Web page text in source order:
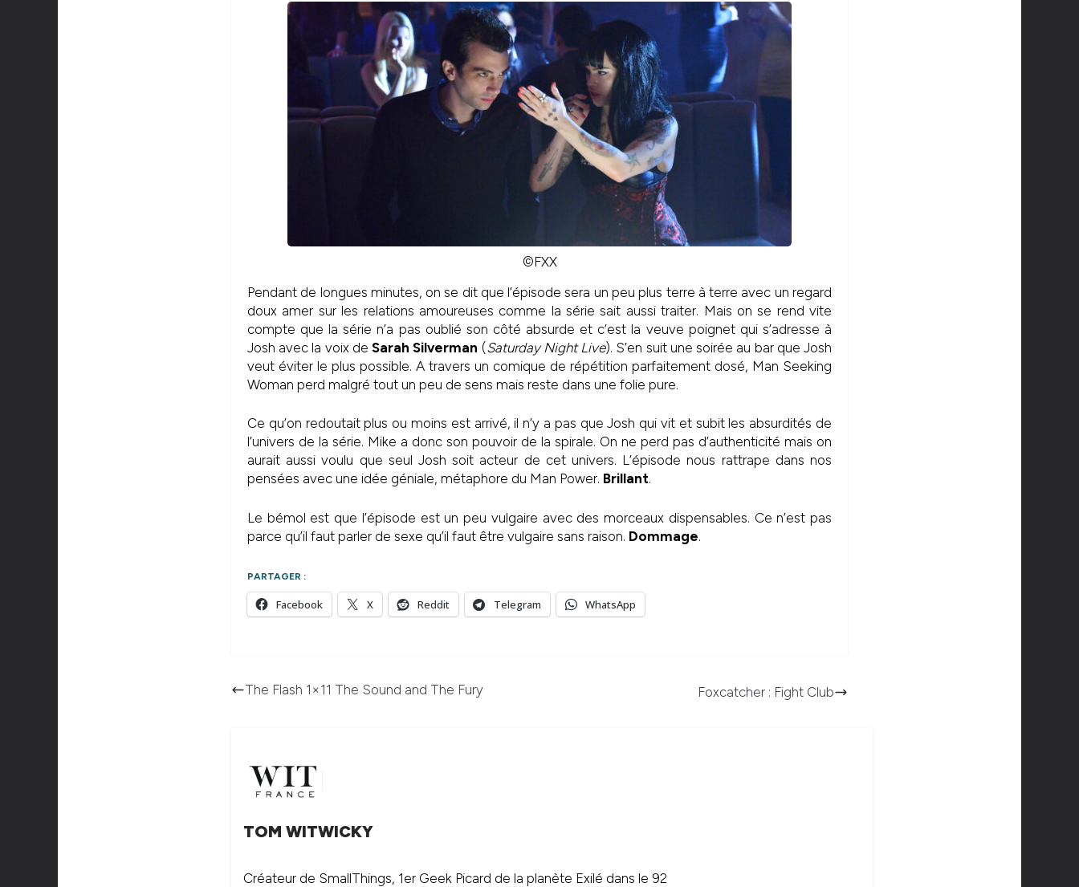
©FXX
Pendant de longues minutes, on se dit que l’épisode sera un peu plus terre à terre avec un regard
doux amer sur les relations amoureuses comme la série sait aussi traiter. Mais on se rend vite
compte que la série n’a pas oublié son côté absurde et c’est la veuve poignet qui s’adresse à
Josh avec la voix deSarah Silverman (Saturday Night Live). S’en suit une soirée au bar que Josh
veut éviter le plus possible. A travers un comique de répétition parfaitement dosé, Man Seeking
Woman perd malgré tout un peu de sens mais reste dans une folie pure.
Ce qu’on redoutait plus ou moins est arrivé, il n’y a pas que Josh qui vit et subit les absurdités de
l’univers de la série. Mike a donc son pouvoir de la spirale. On ne perd pas d’authenticité mais on
aurait aussi voulu que seul Josh soit acteur de cet univers. L’épisode nous rattrape dans nos
pensées avec une idée géniale, métaphore du Man Power. Brillant.
Le bémol est que l’épisode est un peu vulgaire avec des morceaux dispensables. Ce n’est pas
parce qu’il faut parler de sexe qu’il faut être vulgaire sans raison. Dommage.
PARTAGER :
Facebook X Reddit Telegram WhatsApp
The Flash 1×11 The Sound and The Fury Foxcatcher : Fight Club
TOM WITWICKY
Créateur de SmallThings, 1er Geek Picard de la planète Exilé dans le 92